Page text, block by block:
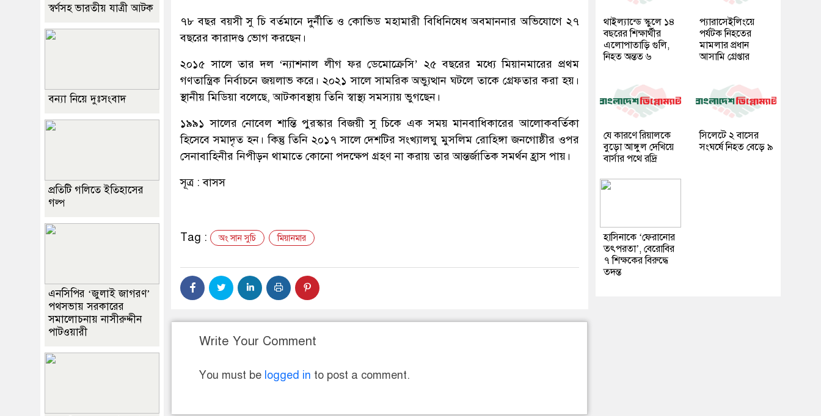
৭৮ বছর বয়সী সু চি বর্তমানে দুর্নীতি ও কোভিড মহামারী বিধিনিষেধ অবমাননার অভিযোগে ২৭
বছরের কারাদণ্ড ভোগ করছেন।
২০১৫ সালে তার দল ‘ন্যাশনাল লীগ ফর ডেমোক্রেসি’ ২৫ বছরের মধ্যে মিয়ানমারের প্রথম
গণতান্ত্রিক নির্বাচনে জয়লাভ করে। ২০২১ সালে সামরিক অভ্যুত্থান ঘটলে তাকে গ্রেফতার করা হয়।
স্থানীয় মিডিয়া বলেছে, আটকাবস্থায় তিনি স্বাস্থ্য সমস্যায় ভুগছেন।
১৯৯১ সালের নোবেল শান্তি পুরস্কার বিজয়ী সু চিকে এক সময় মানবাধিকারের আলোকবর্তিকা
হিসেবে সমাদৃত হন। কিন্তু তিনি ২০১৭ সালে দেশটির সংখ্যালঘু মুসলিম রোহিঙ্গা জনগোষ্ঠীর ওপর
সেনাবাহিনীর নিপীড়ন থামাতে কোনো পদক্ষেপ গ্রহণ না করায় তার আন্তর্জাতিক সমর্থন হ্রাস পায়।
সূত্র : বাসস
Tag : অং সান সুচি মিয়ানমার
Write Your Comment
You must be logged in to post a comment.
স্বর্ণসহ ভারতীয় যাত্রী আটক
বন্যা নিয়ে দুঃসংবাদ
প্রতিটি গলিতে ইতিহাসের
গল্প
এনসিপির ‘জুলাই জাগরণ’
পথসভায় সরকারের
সমালোচনায় নাসীরুদ্দীন
পাটওয়ারী
থাইল্যান্ডে স্কুলে ১৪
বছরের শিক্ষার্থীর
এলোপাতাড়ি গুলি,
নিহত অন্তত ৬
প্যারাসেইলিংয়ে
পর্যটক নিহতের
মামলার প্রধান
আসামি গ্রেপ্তার
যে কারণে রিয়ালকে
বুড়ো আঙ্গুল দেখিয়ে
বার্সার পথে রদ্রি
সিলেটে ২ বাসের
সংঘর্ষে নিহত বেড়ে ৯
হাসিনাকে ‘ফেরানোর
তৎপরতা’, বেরোবির
৭ শিক্ষকের বিরুদ্ধে
তদন্ত